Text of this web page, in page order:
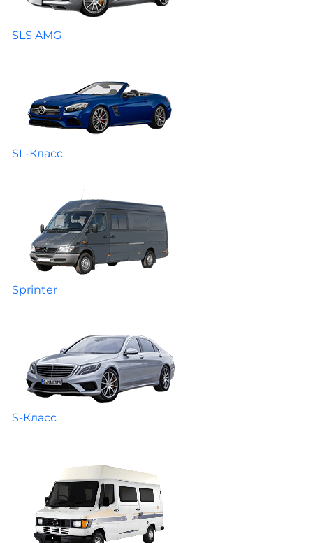
SLS AMG
SL-Класс
Sprinter
S-Класс